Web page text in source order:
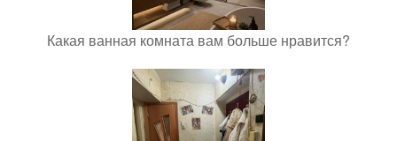
Какая ванная комната вам больше нравится?